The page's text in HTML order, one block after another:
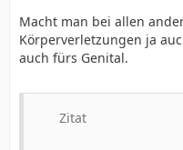
Macht man bei allen
Körperverletzungen ja
auch fürs Genital.
Zitat